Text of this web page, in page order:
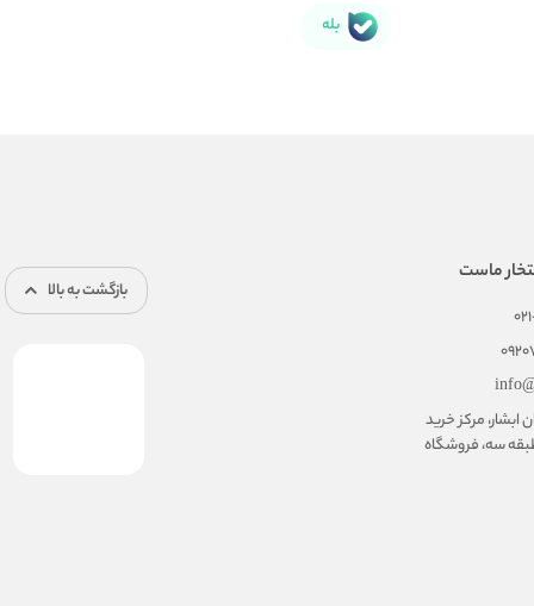
بله
ماست
مرکز خرید
سه، فروشگاه
بازگشت به بالا